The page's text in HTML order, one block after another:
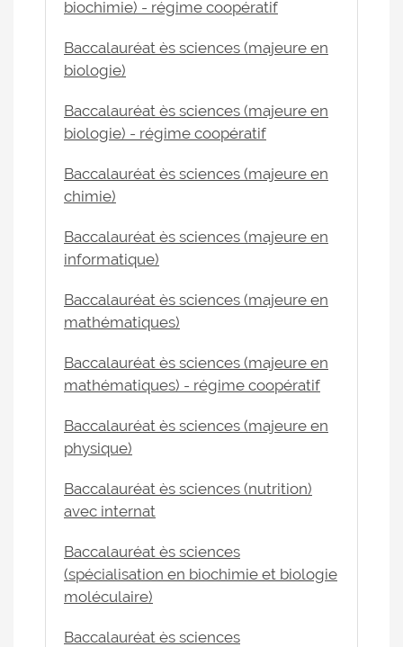
biochimie) - régime coopératif
Baccalauréat ès sciences (majeure en
biologie)
Baccalauréat ès sciences (majeure en
biologie) - régime coopératif
Baccalauréat ès sciences (majeure en
chimie)
Baccalauréat ès sciences (majeure en
informatique)
Baccalauréat ès sciences (majeure en
mathématiques)
Baccalauréat ès sciences (majeure en
mathématiques) - régime coopératif
Baccalauréat ès sciences (majeure en
physique)
Baccalauréat ès sciences (nutrition)
avec internat
Baccalauréat ès sciences
(spécialisation en biochimie et biologie
moléculaire)
Baccalauréat ès sciences